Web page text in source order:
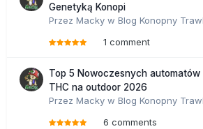
Genetyką Konopi
Przez Macky w Blog Konopny
1 comment
Top 5 Nowoczesnych
THC na outdoor 2026
Przez Macky w Blog Konopny
6 comments